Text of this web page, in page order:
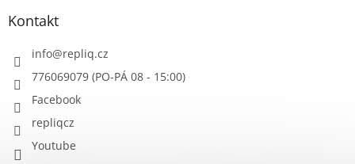
Kontakt
info@repliq.cz
776069079 (PO-PÁ 08 - 15:00)
Facebook
repliqcz
Youtube